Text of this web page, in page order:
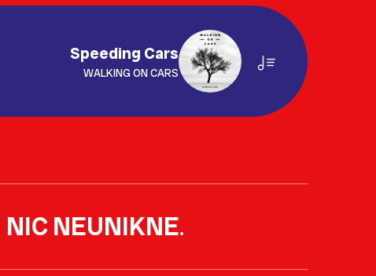
Speeding Cars
WALKING ON CARS
NIC NEUNIKNE.